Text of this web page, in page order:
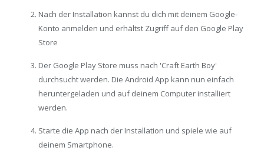
Nach der Installation kannst du dich mit deinem Google-
Konto anmelden und erhältst Zugriff auf den Google Play
Store
Der Google Play Store muss nach 'Craft Earth Boy'
durchsucht werden. Die Android App kann nun einfach
heruntergeladen und auf deinem Computer installiert
werden.
Starte die App nach der Installation und spiele wie auf
deinem Smartphone.